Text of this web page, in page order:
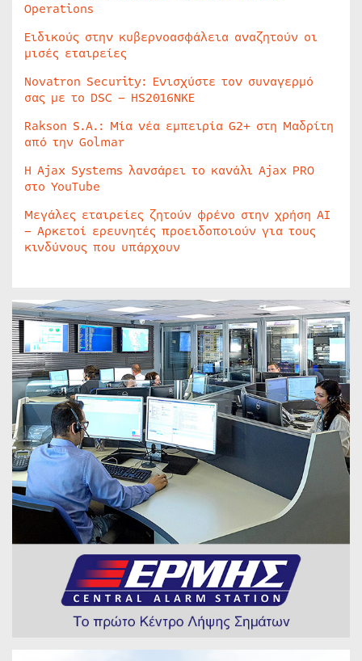
Operations
Ειδικούς στην κυβερνοασφάλεια αναζητούν οι
μισές εταιρείες
Novatron Security: Ενισχύστε τον συναγερμό
σας με το DSC – HS2016NKE
Rakson S.A.: Μία νέα εμπειρία G2+ στη Μαδρίτη
από την Golmar
Η Ajax Systems λανσάρει το κανάλι Ajax PRO
στο YouTube
Μεγάλες εταιρείες ζητούν φρένο στην χρήση AI
– Αρκετοί ερευνητές προειδοποιούν για τους
κινδύνους που υπάρχουν